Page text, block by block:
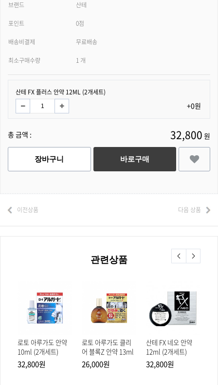
브랜드 산테
포인트 0점
배송비결제 무료배송
최소구매수량 1 개
산테 FX 플러스 안약 12ML (2개세트)
+0원
총 금액 : 32,800 원
장바구니 바로구매
이전상품 다음 상품
관련상품
로토 아루가도 안약
10ml (2개세트)
32,800원
로토 아루가도 클리
어 블록Z 안약 13ml
26,000원
산테 FX 네오 안약
12ml (2개세트)
32,800원